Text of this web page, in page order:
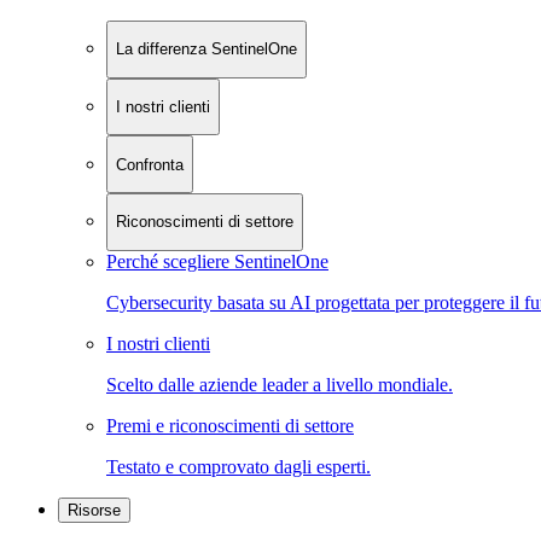
La differenza SentinelOne
I nostri clienti
Confronta
Riconoscimenti di settore
Perché scegliere SentinelOne
Cybersecurity basata su AI progettata per proteggere il
I nostri clienti
Scelto dalle aziende leader a livello mondiale.
Premi e riconoscimenti di settore
Testato e comprovato dagli esperti.
Risorse